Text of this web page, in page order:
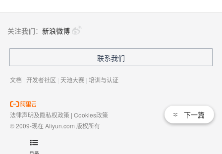
下一篇
关注我们： 新浪微博
联系我们
文档 | 开发者社区 | 天池大赛 | 培训与认证
法律声明及隐私权政策 | Cookies政策
© 2009-现在 Aliyun.com 版权所有
域名注册服务机构许可：